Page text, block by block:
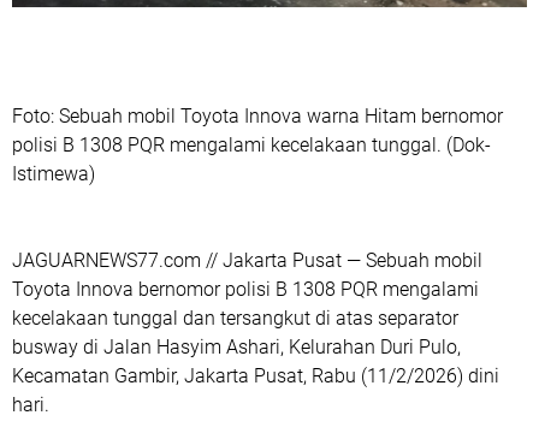
‎Foto: Sebuah mobil Toyota Innova warna Hitam bernomor
polisi B 1308 PQR mengalami kecelakaan tunggal. (Dok-
Istimewa)
‎JAGUARNEWS77.com // Jakarta Pusat — Sebuah mobil
Toyota Innova bernomor polisi B 1308 PQR mengalami
kecelakaan tunggal dan tersangkut di atas separator
busway di Jalan Hasyim Ashari, Kelurahan Duri Pulo,
Kecamatan Gambir, Jakarta Pusat, Rabu (11/2/2026) dini
hari.